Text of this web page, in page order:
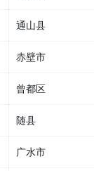
通山县
赤壁市
曾都区
随县
广水市